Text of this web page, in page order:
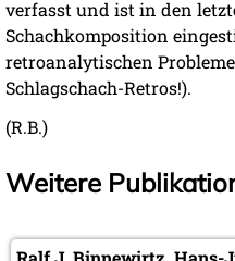
verfasst und ist in den
Schachkomposition
retroanalytischen
Schlagschach-Retros!).
(R.B.)
Weitere